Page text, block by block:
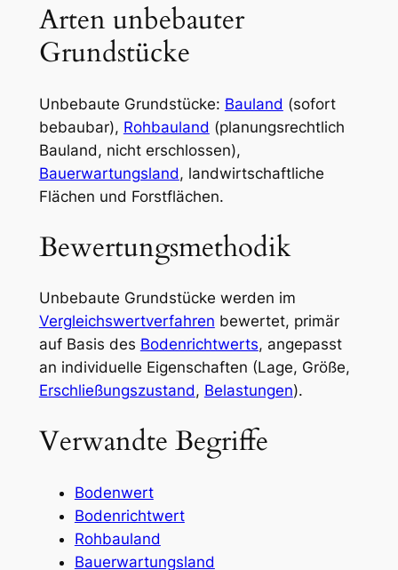
Arten unbebauter
Grundstücke
Unbebaute Grundstücke: Bauland (sofort
bebaubar), Rohbauland (planungsrechtlich
Bauland, nicht erschlossen),
Bauerwartungsland, landwirtschaftliche
Flächen und Forstflächen.
Bewertungsmethodik
Unbebaute Grundstücke werden im
Vergleichswertverfahren bewertet, primär
auf Basis des Bodenrichtwerts, angepasst
an individuelle Eigenschaften (Lage, Größe,
Erschließungszustand, Belastungen).
Verwandte Begriffe
Bodenwert
Bodenrichtwert
Rohbauland
Bauerwartungsland